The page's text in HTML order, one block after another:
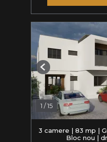
1 /15
Previous
3 camere | 83 mp |
Bloc nou |